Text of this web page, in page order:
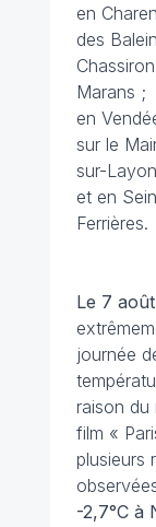
en
des
Marans ;
en
sur le
sur-
et en
Ferrières.
Le 7
journée
raison du
film «
plusieurs
-2,7°C à